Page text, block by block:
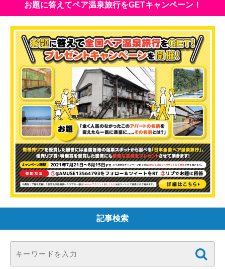
お題に答えてペア温泉旅行をGETキャンペーン！
記事検索